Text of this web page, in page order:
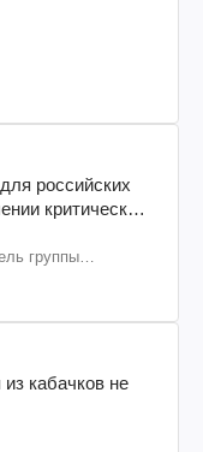
российских
критический
группы
кабачков не